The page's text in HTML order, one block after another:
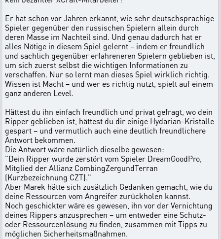
Er hat schon vor Jahren erkannt, wie sehr deutschsprachige
Spieler gegenüber den russischen Spielern allein durch
deren Masse im Nachteil sind. Und genau dadurch hat er
alles Nötige in diesem Spiel gelernt – indem er freundlich
und sachlich gegenüber erfahreneren Spielern geblieben ist,
um sich zuerst selbst die wichtigen Informationen zu
verschaffen. Nur so lernt man dieses Spiel wirklich richtig.
Wissen ist Macht – und wer es richtig nutzt, spielt auf einem
ganz anderen Level.
Hättest du ihn einfach freundlich und privat gefragt, wo dein
Ripper geblieben ist, hättest du dir einige Hydarian-Kristalle
gespart – und vermutlich auch eine deutlich freundlichere
Antwort bekommen.
Die Antwort wäre natürlich dieselbe gewesen:
"Dein Ripper wurde zerstört vom Spieler DreamGoodPro,
Mitglied der Allianz CombingZergundTerran
(Kurzbezeichnung CZT)."
Aber Marek hätte sich zusätzlich Gedanken gemacht, wie du
deine Ressourcen vom Angreifer zurückholen kannst.
Noch geschickter wäre es gewesen, ihn vor der Vernichtung
deines Rippers anzusprechen – um entweder eine Schutz-
oder Ressourcenlösung zu finden, zusammen mit Tipps zu
möglichen Sicherheitsmaßnahmen.